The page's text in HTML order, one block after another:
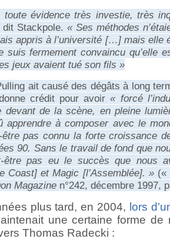
évidence très investie, très
dit Stackpole. « Ses méthodes
appris à l’université […] mais elle
suis fermement convaincu qu’elle
jeux avaient tué son fils »
ait causé des dégâts à long
crédit pour avoir« forcé
devant de la scène, en pleine
apprendre à composer avec le
être pas connu la forte croissance
90. Sans le travail de fond que
être pas eu le succès que nous
Coast] et Magic [l’Assemblée]. » («
Magazine n°242, décembre 1997,
plus tard, en 2004, lors
une certaine forme
Thomas Radecki :